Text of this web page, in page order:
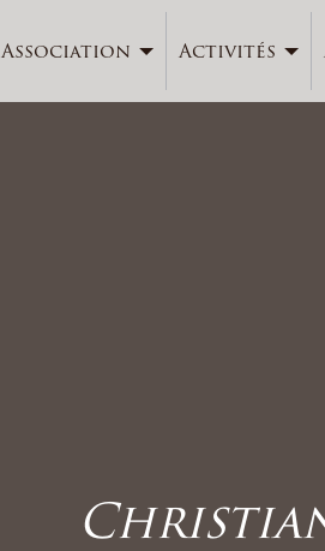
Association Activités
Christian